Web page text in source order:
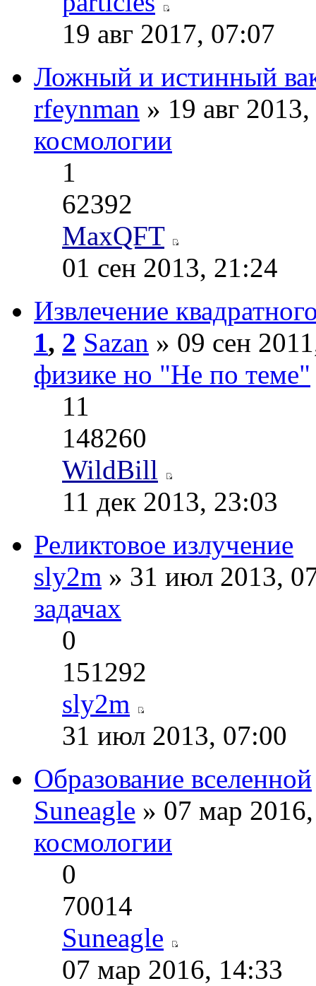
19 авг 2017, 07:07
Ложный и истинный
rfeynman » 19 авг
космологии
1
62392
MaxQFT
01 сен 2013, 21:24
Извлечение
1, 2 Sazan » 09 сен
физике но "Не по теме"
11
148260
WildBill
11 дек 2013, 23:03
Реликтовое излучение
sly2m » 31 июл 2013,
задачах
0
151292
sly2m
31 июл 2013, 07:00
Образование вселенной
Suneagle » 07 мар
космологии
0
70014
Suneagle
07 мар 2016, 14:33